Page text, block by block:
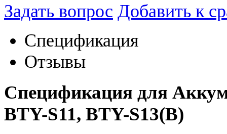
Задать вопрос Добавить к
Спецификация
Отзывы
Спецификация для
BTY-S11, BTY-S13(B)